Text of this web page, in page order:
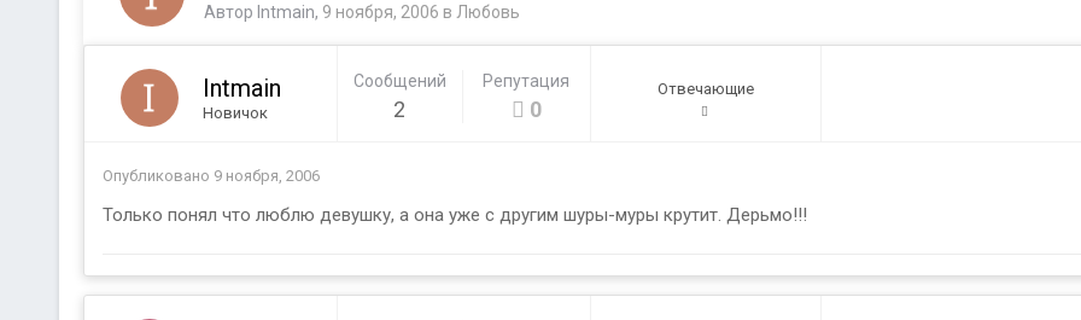
Автор Intmain, 9 ноября, 2006 в Любовь
Intmain
Новичок
Сообщений
2
Репутация
0
Отвечающие
Опубликовано 9 ноября, 2006
Только понял что люблю девушку, а она уже с другим шуры-муры крутит. Дерьмо!!!